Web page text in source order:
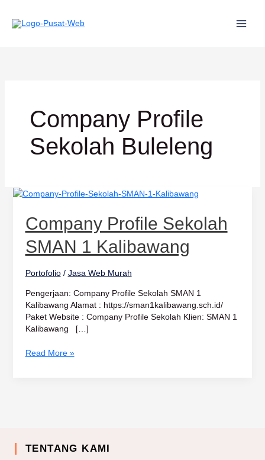
konten
Company Profile
Sekolah Buleleng
Company Profile Sekolah
SMAN 1 Kalibawang
Portofolio/ Jasa Web Murah
Pengerjaan: Company Profile Sekolah SMAN 1
Kalibawang Alamat : https://sman1kalibawang.sch.id/
Paket Website : Company Profile Sekolah Klien: SMAN 1
Kalibawang […]
Company
Sekolah
SMAN
1
Kalibawang
Read More »
TENTANG KAMI